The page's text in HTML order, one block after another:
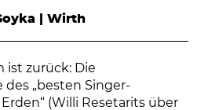
| Wirth
ist zurück: Die
„besten Singer-
(Willi Resetarits über